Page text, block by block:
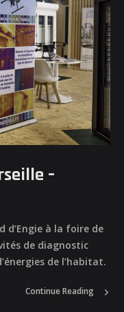
–
d’Engie à la foire de
de diagnostic
de l’habitat.
Continue Reading